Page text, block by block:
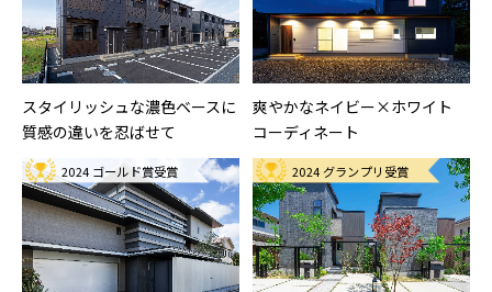
スタイリッシュな濃色ベースに
質感の違いを忍ばせて
爽やかなネイビー×ホワイト
コーディネート
2024 ゴールド賞受賞 2024 グランプリ受賞